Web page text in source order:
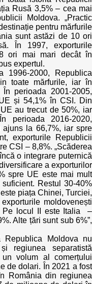
Rusă 3,5% – cea mai
Moldova. „Practic
pentru mărfurile
sunt astăzi de 10 ori
În 1997, exporturile
ori mai mari decât în
expertul.
1996-2000, Republica
toate mărfurile, iar în
perioada 2001-2005,
și 54,1% în CSI. Din
au trecut de 50%, iar
perioada 2016-2020,
la 66,7%, iar spre
exporturile Republicii
CSI – 8,8%. „Scăderea
o integrare puternică
a exporturilor
spre UE este mai mult
Restul 30-40%
piața Chinei, Turciei,
moldovenești
Pe locul II este Italia –
Alte țări sunt sub 6%”,
Republica Moldova nu
regiunea separatistă
volum al comerțului
de dolari. În 2021 a fost
România din regiunea